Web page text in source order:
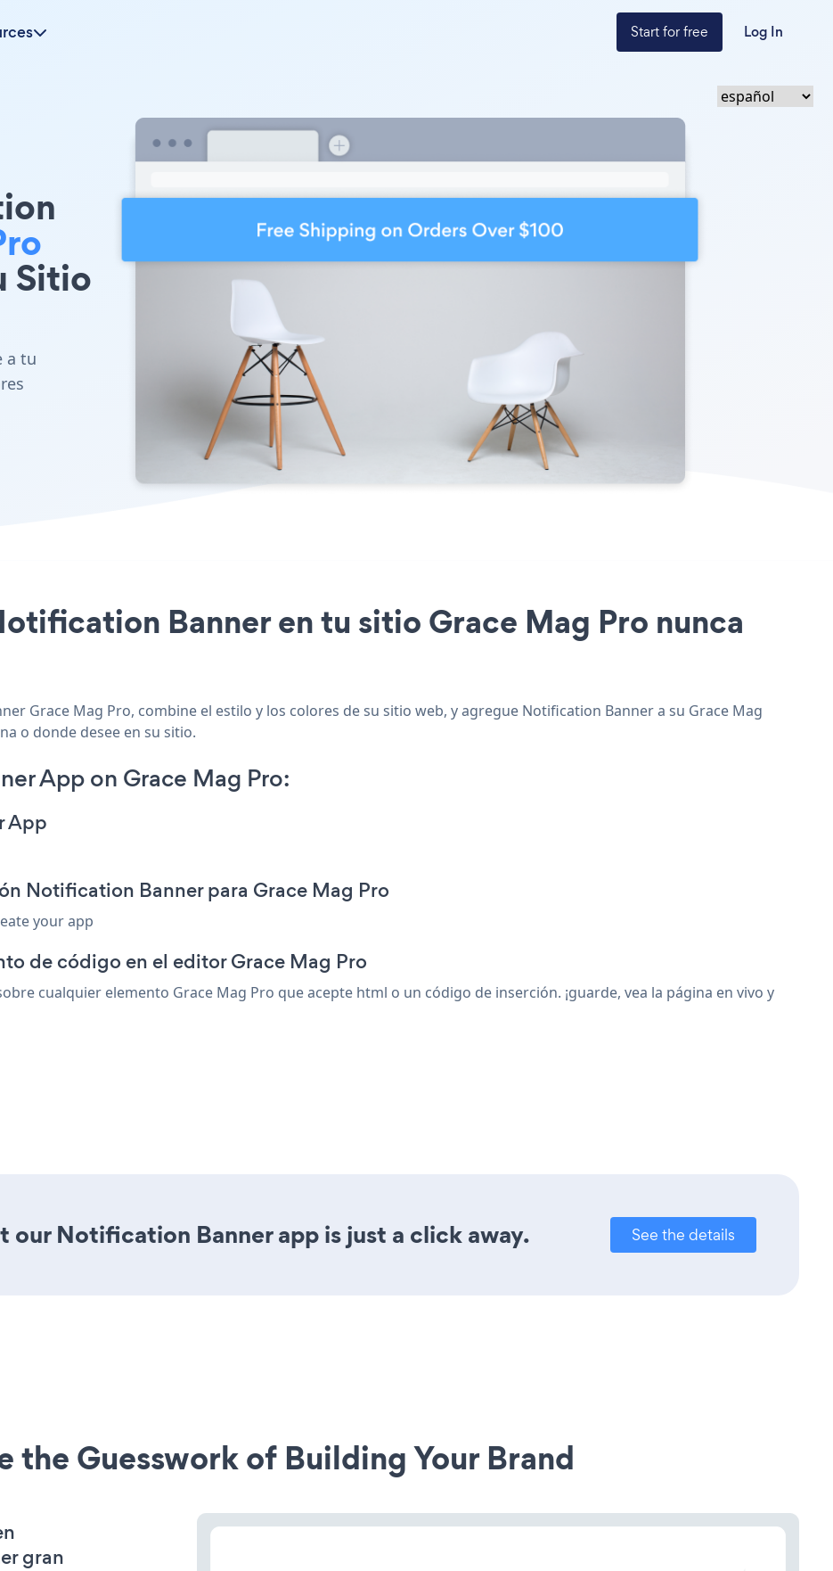
Start for free Log In
Sitio
a tu
Banner en tu sitio Grace Mag Pro nunca
Grace Mag Pro, combine el estilo y los colores de su sitio web, y agregue Notification Banner a su Grace Mag
o donde desee en su sitio.
App on Grace Mag Pro:
App
Notification Banner para Grace Mag Pro
your app
de código en el editor Grace Mag Pro
cualquier elemento Grace Mag Pro que acepte html o un código de inserción. ¡guarde, vea la página en vivo y
our Notification Banner app is just a click away. See the details
the Guesswork of Building Your Brand
gran